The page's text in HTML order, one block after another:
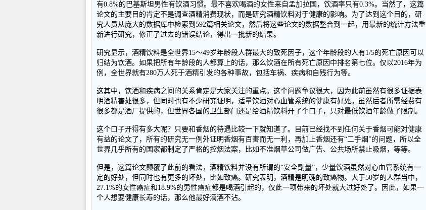
有0.8%的巴基斯坦男性有饮酒习惯。最不喜欢喝酒的女性来自孟加拉国，饮酒率只有0.3%。当然了，这篇
论文的主要目的肯定不是调查酒精消费现状，而是研究酒精饮料对于健康的影响。为了达到这个目的，研
究人员从庞大的数据库中检索到592篇相关论文，然后将这些论文的数据整合到一起，用最新的统计方法重
新进行研究，修正了过去的错误结论，得出一批新的结果。
研究显示，酒精饮料是全世界15～49岁年龄段人群最大的致死因子，这个年龄段的人有1/5的死亡原因可以
归结为饮酒。如果把所有年龄段的人都算上的话，那么饮酒在所有死亡原因中排名第七位。仅以2016年为
例，全世界就有280万人死于酒精引发的各种事故，包括车祸、疾病和自残行为等。
这其中，饮酒和疾病之间的关系肯定是大家关注的重点。这个问题争议很大，因为此前虽然有很多证据表
明酒精害处很多，但同时也有不少研究证明，适量饮酒对心血管系统的健康有好处。虽然后者所需经费有
很多都是酒厂提供的，但世界各国的卫生部门还是给酒精饮料开了个口子，只对最低饮酒年龄做了限制。
这个口子开得有多大呢？只要和香烟的待遇比较一下就知道了。目前已经找不到任何关于香烟可能对健康
有益的论文了，所有的研究无一例外证明香烟有百害而无一利，再加上香烟还有“二手烟”的问题，所以全
世界几乎所有的国家都制定了严格的控烟法案，比如不准烟草公司做广告、公共场所禁止吸烟，等等。
但是，这篇论文颠覆了此前的看法，酒精饮料并没有所谓的“安全劑量”，少量饮酒虽然对心血管系统有一
定的好处，但同时也有更多的坏处，比如致癌。研究表明，酒精是明确的致癌物。大于50岁的人群当中，
27.1%的女性癌症和18.9%的男性癌症都是喝酒引起的，仅此一项带来的坏处就大过好处了。因此，如果一
个人想要健康长寿的话，那么他最好滴酒不沾。